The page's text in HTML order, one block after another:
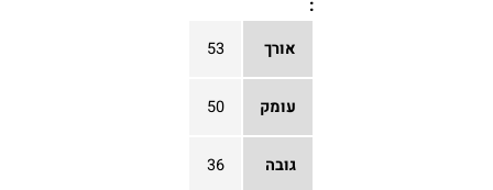
אורך 53
עומק 50
גובה 36